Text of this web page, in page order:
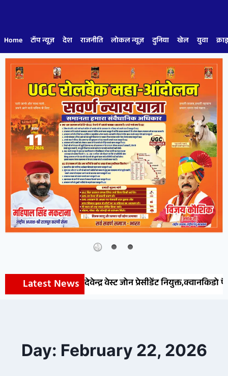
Home टॉप न्यूज़ देश राजनीति लोकल न्यूज़ दुनिया खेल युवा
Latest News
देवेन्द्र वेस्ट जोन प्रेसीडेंट नियुक्त,क्वानकिडो फैडरेशन